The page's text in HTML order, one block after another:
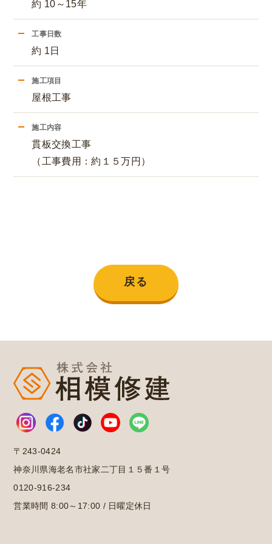
約 10～15年
工事日数
約 1日
施工項目
屋根工事
施工内容
貫板交換工事
（工事費用：約１５万円）
戻る
〒243-0424
神奈川県海老名市社家二丁目１５番１号
0120-916-234
営業時間 8:00～17:00 / 日曜定休日